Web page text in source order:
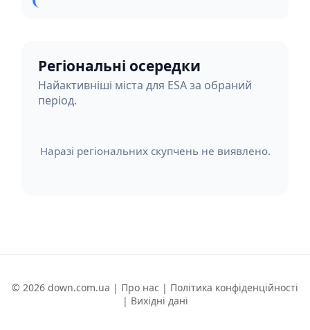
Регіональні осередки
Найактивніші міста для ESA за обраний
період.
Наразі регіональних скупчень не виявлено.
© 2026 down.com.ua | Про нас | Політика конфіденційності
| Вихідні дані